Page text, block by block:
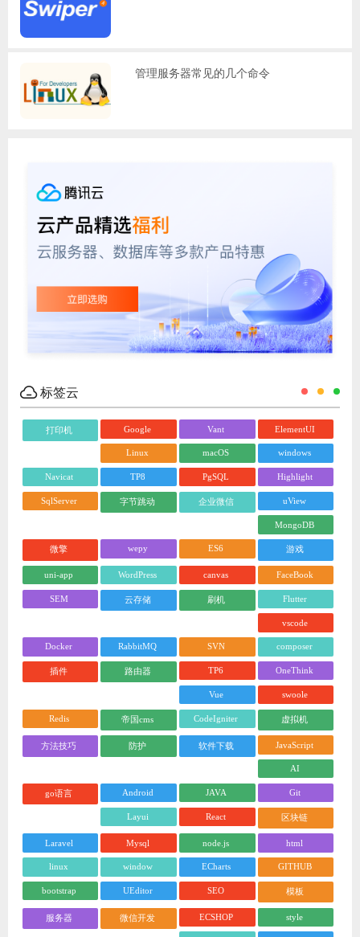
管理服务器常见的几个命令
标签云
打印机 Google Vant ElementUI
Linux macOS windows
Navicat TP8 PgSQL Highlight
SqlServer 字节跳动 企业微信 uView
MongoDB
微擎 wepy ES6 游戏
uni-app WordPress canvas FaceBook
SEM 云存储 刷机 Flutter
vscode
Docker RabbitMQ SVN composer
插件 路由器 TP6 OneThink
Vue swoole
Redis 帝国cms CodeIgniter 虚拟机
方法技巧 防护 软件下载 JavaScript
AI
go语言 Android JAVA Git
Layui React 区块链
Laravel Mysql node.js html
linux window ECharts GITHUB
bootstrap UEditor SEO 模板
服务器 微信开发 ECSHOP style